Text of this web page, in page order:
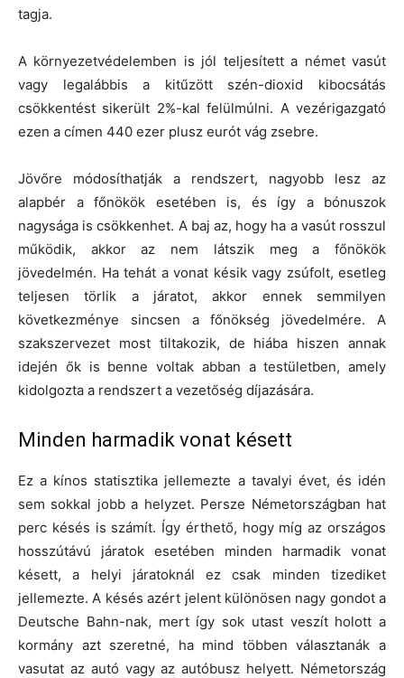
tagja.
A környezetvédelemben is jól teljesített a német vasút
vagy legalábbis a kitűzött szén-dioxid kibocsátás
csökkentést sikerült 2%-kal felülmúlni. A vezérigazgató
ezen a címen 440 ezer plusz eurót vág zsebre.
Jövőre módosíthatják a rendszert, nagyobb lesz az
alapbér a főnökök esetében is, és így a bónuszok
nagysága is csökkenhet. A baj az, hogy ha a vasút rosszul
működik, akkor az nem látszik meg a főnökök
jövedelmén. Ha tehát a vonat késik vagy zsúfolt, esetleg
teljesen törlik a járatot, akkor ennek semmilyen
következménye sincsen a főnökség jövedelmére. A
szakszervezet most tiltakozik, de hiába hiszen annak
idején ők is benne voltak abban a testületben, amely
kidolgozta a rendszert a vezetőség díjazására.
Minden harmadik vonat késett
Ez a kínos statisztika jellemezte a tavalyi évet, és idén
sem sokkal jobb a helyzet. Persze Németországban hat
perc késés is számít. Így érthető, hogy míg az országos
hosszútávú járatok esetében minden harmadik vonat
késett, a helyi járatoknál ez csak minden tizediket
jellemezte. A késés azért jelent különösen nagy gondot a
Deutsche Bahn-nak, mert így sok utast veszít holott a
kormány azt szeretné, ha mind többen választanák a
vasutat az autó vagy az autóbusz helyett. Németország